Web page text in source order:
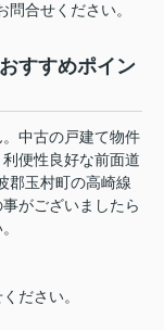
合せください。
すすめポイン
中古の戸建て物件
便性良好な前面道
郡玉村町の高崎線
がございましたら
ださい。